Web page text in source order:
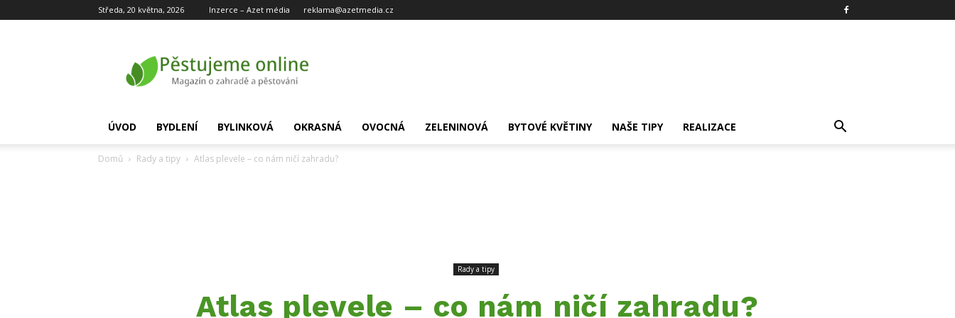
Středa, 20 května, 2026 Inzerce – Azet média reklama@azetmedia.cz
online
ÚVOD BYDLENÍ BYLINKOVÁ OKRASNÁ OVOCNÁ ZELENINOVÁ BYTOVÉ KVĚTINY NAŠE TIPY REALIZACE
Domů Rady a tipy Atlas plevele – co nám ničí zahradu?
Rady a tipy
Atlas plevele – co nám ničí zahradu?